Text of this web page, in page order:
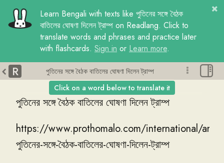
Learn Bengali with texts like পুতিনের সঙ্গে বৈঠক
বাতিলের ঘোষণা দিলেন ট্রাম্প on Readlang. Click to
translate words and phrases and practice later
with flashcards. Sign in or Learn more.
R
পুতিনের সঙ্গে বৈঠক বাতিলের ঘোষণা দিলেন ট্রাম্প
Click on a word below to translate it
পুতিনের সঙ্গে বৈঠক বাতিলের ঘোষণা দিলেন ট্রাম্প
https://www.prothomalo.com/international/
পুতিনের-সঙ্গে-বৈঠক-বাতিলের-ঘোষণা-দিলেন-ট্রাম্প